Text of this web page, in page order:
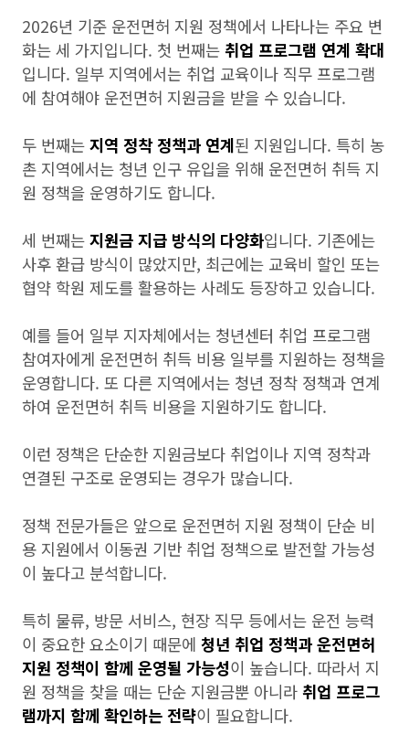
2026년 기준 운전면허 지원 정책에서 나타나는 주요 변
화는 세 가지입니다. 첫 번째는 취업 프로그램 연계 확대
입니다. 일부 지역에서는 취업 교육이나 직무 프로그램
에 참여해야 운전면허 지원금을 받을 수 있습니다.
두 번째는 지역 정착 정책과 연계된 지원입니다. 특히 농
촌 지역에서는 청년 인구 유입을 위해 운전면허 취득 지
원 정책을 운영하기도 합니다.
세 번째는 지원금 지급 방식의 다양화입니다. 기존에는
사후 환급 방식이 많았지만, 최근에는 교육비 할인 또는
협약 학원 제도를 활용하는 사례도 등장하고 있습니다.
예를 들어 일부 지자체에서는 청년센터 취업 프로그램
참여자에게 운전면허 취득 비용 일부를 지원하는 정책을
운영합니다. 또 다른 지역에서는 청년 정착 정책과 연계
하여 운전면허 취득 비용을 지원하기도 합니다.
이런 정책은 단순한 지원금보다 취업이나 지역 정착과
연결된 구조로 운영되는 경우가 많습니다.
정책 전문가들은 앞으로 운전면허 지원 정책이 단순 비
용 지원에서 이동권 기반 취업 정책으로 발전할 가능성
이 높다고 분석합니다.
특히 물류, 방문 서비스, 현장 직무 등에서는 운전 능력
이 중요한 요소이기 때문에 청년 취업 정책과 운전면허
지원 정책이 함께 운영될 가능성이 높습니다. 따라서 지
원 정책을 찾을 때는 단순 지원금뿐 아니라 취업 프로그
램까지 함께 확인하는 전략이 필요합니다.